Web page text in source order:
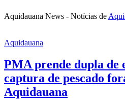
Aquidauana News - Notícias de
Aquidauana
PMA prende dupla de
captura de pescado
Aquidauana